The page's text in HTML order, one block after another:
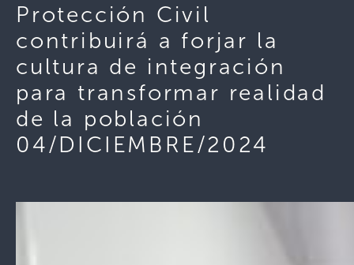
Protección Civil
contribuirá a forjar la
cultura de integración
para transformar realidad
de la población
04/DICIEMBRE/2024